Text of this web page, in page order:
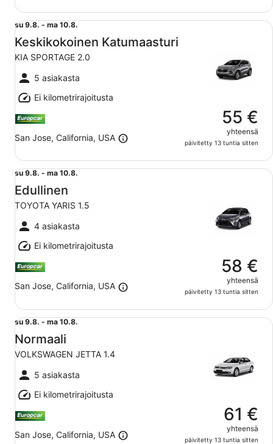
su
9.8.
viiva
ma
10.8.
su 9.8. - ma 10.8.
Keskikokoinen Katumaasturi
KIA SPORTAGE 2.0
5 asiakasta
Ei kilometrirajoitusta
San Jose, California, USA
55 €
yhteensä
päivitetty 13 tuntia sitten
Keskikokoinen Katumaasturi KIA SPORTAGE 2.0
su
9.8.
viiva
ma
10.8.
su 9.8. - ma 10.8.
Edullinen
TOYOTA YARIS 1.5
4 asiakasta
Ei kilometrirajoitusta
San Jose, California, USA
58 €
yhteensä
päivitetty 13 tuntia sitten
Edullinen TOYOTA YARIS 1.5
su
9.8.
viiva
ma
10.8.
su 9.8. - ma 10.8.
Normaali
VOLKSWAGEN JETTA 1.4
5 asiakasta
Ei kilometrirajoitusta
San Jose, California, USA
61 €
yhteensä
päivitetty 13 tuntia sitten
Normaali VOLKSWAGEN JETTA 1.4